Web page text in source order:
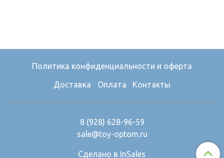
Политика конфиденциальности и оферта
Доставка Оплата Контакты
8 (928) 628-96-59
sale@toy-optom.ru
Сделано в InSales